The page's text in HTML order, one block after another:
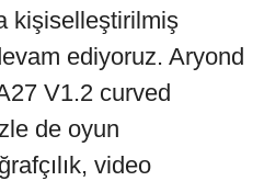
kişiselleştirilmiş
ediyoruz. Aryond
V1.2 curved
de oyun
video